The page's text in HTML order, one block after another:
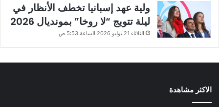
ولية عهد إسبانيا تخطف الأنظار في
ليلة تتويج “لا روخا” بمونديال 2026
الثلاثاء 21 يوليو 2026 الساعة 5:53 ص
الاكثر مشاهدة